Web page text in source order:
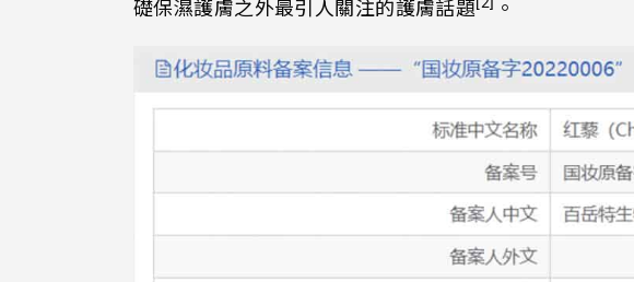
礎保濕護膚之外最引人關注的護膚話題
。